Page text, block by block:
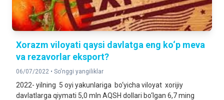
Xorazm viloyati qaysi davlatga eng ko‘p meva
va rezavorlar eksport?
06/07/2022 • So'nggi yangiliklar
2022- yilning 5 oyi yakunlariga bo‘yicha viloyat xorijiy
davlatlarga qiymati 5,0 mln AQSH dollari bo‘lgan 6,7 ming